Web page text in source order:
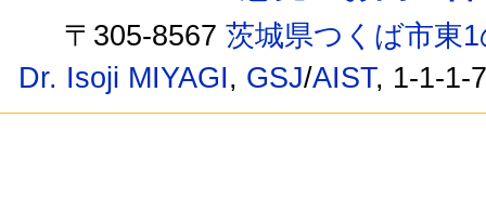
〒305-8567茨城県つくば市東
Dr. Isoji MIYAGI, GSJ/AIST, 1-1-1-